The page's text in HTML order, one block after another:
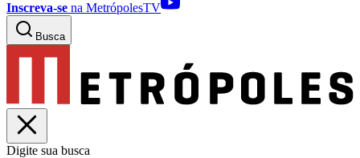
Inscreva-se na MetrópolesTV
Busca
Digite sua busca